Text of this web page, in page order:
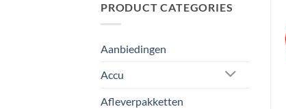
PRODUCT CATEGORIES
Aanbiedingen
Accu
Afleverpakketten